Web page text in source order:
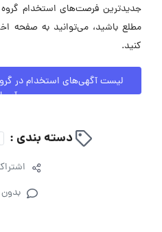
جدیدترین فرصت‌های استخدام
مطلع باشید، می‌توانید به صفحه
کنید.
لیست آگهی‌های استخدام در
آسیا
دسته بندی :